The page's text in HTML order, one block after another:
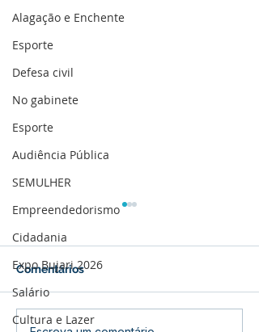
Alagação e Enchente
Esporte
Defesa civil
No gabinete
Esporte
Audiência Pública
SEMULHER
Empreendedorismo
Cidadania
Expo Bujari 2026
Salário
Cultura e Lazer
Comentários